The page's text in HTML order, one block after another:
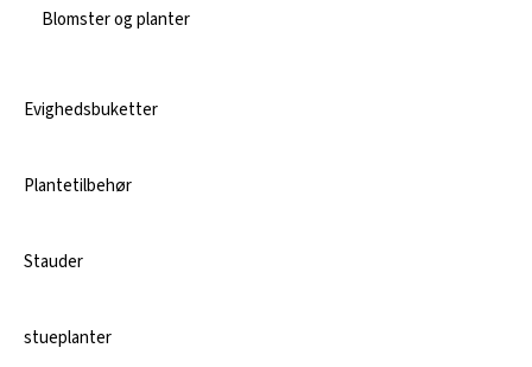
Blomster og planter
Evighedsbuketter
Plantetilbehør
Stauder
stueplanter